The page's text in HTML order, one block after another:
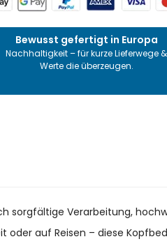
Bewusst gefertigt in Europa
Nachhaltigkeit – für kurze Lieferwege &
Werte die überzeugen.
sorgfältige Verarbeitung,
oder auf Reisen – diese